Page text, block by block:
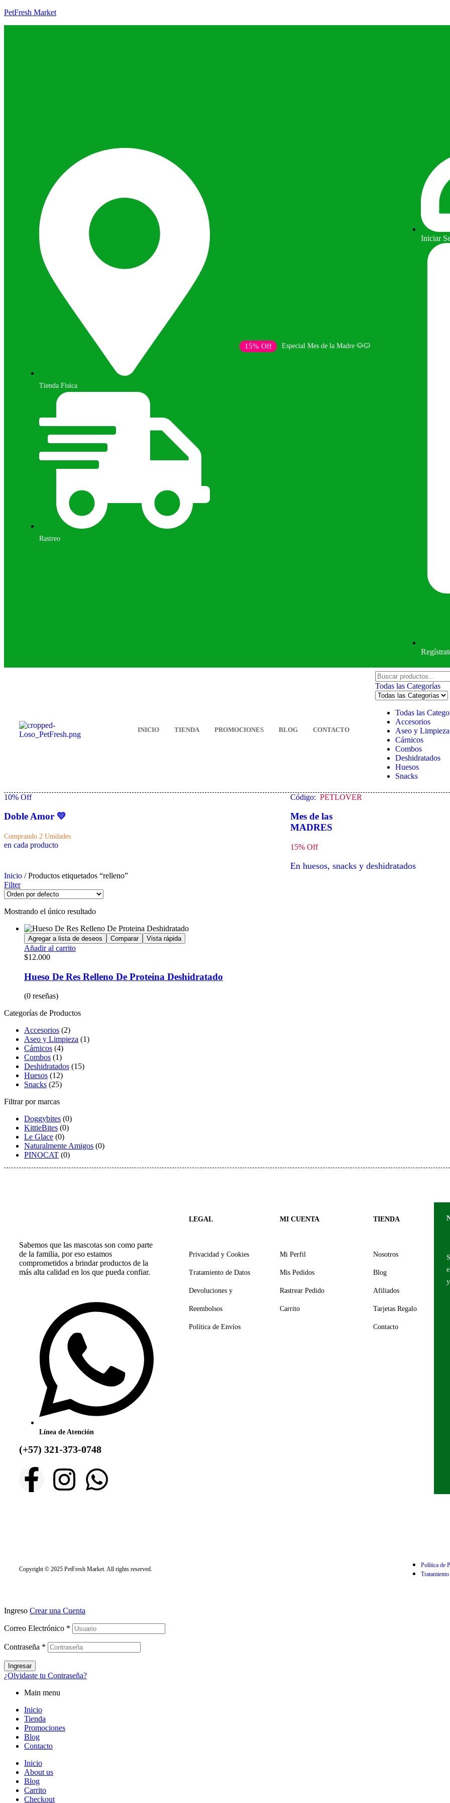
PetFresh Market
Tienda Fisica
Rastreo
15% Off Especial Mes de la Madre 🐶🐱
Iniciar
INICIO TIENDA PROMOCIONES BLOG CONTACTO
Todas las Categorías
Todas las
Accesorios
Aseo y Limpieza
Cárnicos
Combos
Deshidratados
Huesos
Snacks
10% Off
Doble Amor 💛
Comprando 2 Unidades
en cada producto
Código: PETLOVER
Mes de las
MADRES
15% Off
En huesos, snacks y deshidratados
Inicio / Productos etiquetados “relleno”
Filter
Mostrando el único resultado
Agregar a lista de deseos Comparar Vista rápida
Añadir al carrito
$12.000
Hueso De Res Relleno De Proteina Deshidratado
(0 reseñas)
Categorías de Productos
Accesorios (2)
Aseo y Limpieza (1)
Cárnicos (4)
Combos (1)
Deshidratados (15)
Huesos (12)
Snacks (25)
Filtrar por marcas
Doggybites (0)
KittieBites (0)
Le Glace (0)
Naturalmente Amigos (0)
PINOCAT (0)
Sabemos que las mascotas son como parte
de la familia, por eso estamos
comprometidos a brindar productos de la
más alta calidad en los que pueda confiar.
Línea de Atención
(+57) 321-373-0748
LEGAL
Privacidad y Cookies
Tratamiento de Datos
Devoluciones y
Reembolsos
Política de Envíos
MI CUENTA
Mi Perfil
Mis Pedidos
Rastrear Pedido
Carrito
TIENDA
Nosotros
Blog
Afiliados
Tarjetas Regalo
Contacto
Copyright © 2025 PetFresh Market. All rights reserved.
Política de
Ingreso Crear una Cuenta
Correo Electrónico *
Contraseña *
Ingresar
¿Olvidaste tu Contraseña?
Main menu
Inicio
Tienda
Promociones
Blog
Contacto
Inicio
About us
Blog
Carrito
Checkout